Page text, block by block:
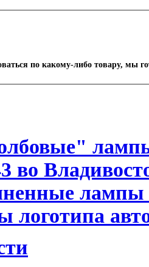
по какому-либо товару, мы
во
лампы
логотипа